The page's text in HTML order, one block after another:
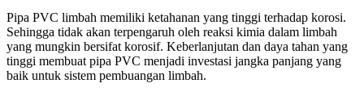
Pipa PVC limbah memiliki ketahanan yang tinggi terhadap korosi.
Sehingga tidak akan terpengaruh oleh reaksi kimia dalam limbah
yang mungkin bersifat korosif. Keberlanjutan dan daya tahan yang
tinggi membuat pipa PVC menjadi investasi jangka panjang yang
baik untuk sistem pembuangan limbah.